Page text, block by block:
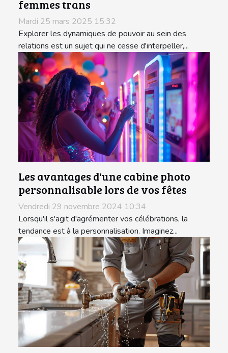
femmes trans
Mardi 25 mars 2025 15:32
Explorer les dynamiques de pouvoir au sein des
relations est un sujet qui ne cesse d'interpeller,...
Les avantages d'une cabine photo
personnalisable lors de vos fêtes
Vendredi 29 novembre 2024 10:34
Lorsqu'il s'agit d'agrémenter vos célébrations, la
tendance est à la personnalisation. Imaginez...